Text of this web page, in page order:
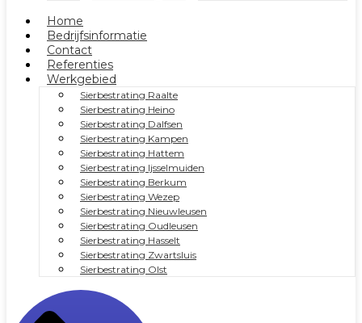
Home
Bedrijfsinformatie
Contact
Referenties
Werkgebied
Sierbestrating Raalte
Sierbestrating Heino
Sierbestrating Dalfsen
Sierbestrating Kampen
Sierbestrating Hattem
Sierbestrating Ijsselmuiden
Sierbestrating Berkum
Sierbestrating Wezep
Sierbestrating Nieuwleusen
Sierbestrating Oudleusen
Sierbestrating Hasselt
Sierbestrating Zwartsluis
Sierbestrating Olst